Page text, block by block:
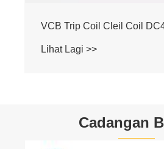
VCB Trip Coil Cleil Coil
Lihat Lagi >>
Cadangan